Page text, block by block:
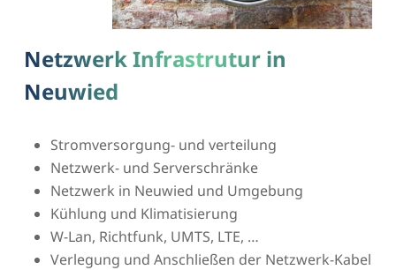
Netzwerk Infrastrutur in
Neuwied
Stromversorgung- und verteilung
Netzwerk- und Serverschränke
Netzwerk in Neuwied und Umgebung
Kühlung und Klimatisierung
W-Lan, Richtfunk, UMTS, LTE, …
Verlegung und Anschließen der Netzwerk-Kabel